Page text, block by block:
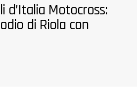
d’Italia Motocross:
di Riola con